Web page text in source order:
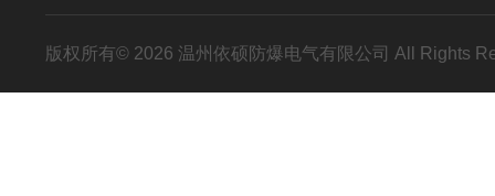
版权所有© 2026 温州依硕防爆电气有限公司 All Rights